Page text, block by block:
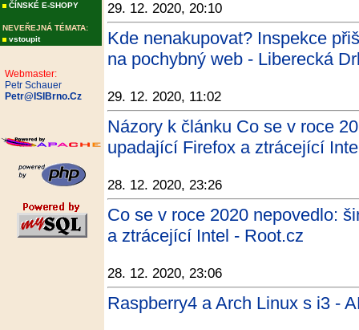
ČÍNSKÉ E-SHOPY
NEVEŘEJNÁ TÉMATA:
vstoupit
Webmaster:
Petr Schauer
Petr@ISIBrno.Cz
29. 12. 2020, 20:10
Kde nenakupovat? Inspekce
na pochybný web - Liberecká
29. 12. 2020, 11:02
Názory k článku Co se v roce
upadající Firefox a ztrácející
28. 12. 2020, 23:26
Co se v roce 2020 nepovedlo:
a ztrácející Intel - Root.cz
28. 12. 2020, 23:06
Raspberry4 a Arch Linux s i3 -